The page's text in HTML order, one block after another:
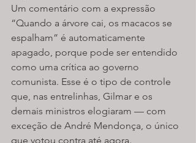
Um comentário com a expressão
“Quando a árvore cai, os macacos se
espalham” é automaticamente
apagado, porque pode ser entendido
como uma crítica ao governo
comunista. Esse é o tipo de controle
que, nas entrelinhas, Gilmar e os
demais ministros elogiaram — com
exceção de André Mendonça, o único
que votou contra até agora.